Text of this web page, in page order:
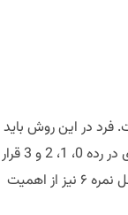
فرد در این روش باید
حداقل یک سال سابقه کار متوالی داشته باشد. سابقه کار باید در مشاغلی باشد که از نظر طبقه بندی در رده 0، 1، 2 و 3 قرار
بگیرد؛ همچنین فرد باید حداقل مدرک دیپلم داشته باشد. داشتن آیتلس جنرال در ۴ مهارت با حداقل نمره ۶ نیز از اهمیت